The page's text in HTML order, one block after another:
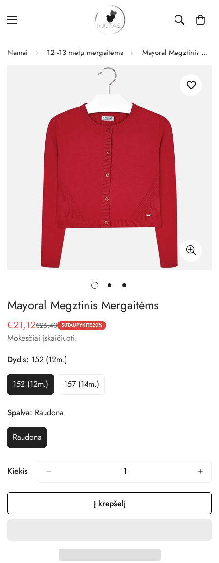
Namai 12 -13 metų mergaitėms Mayoral Megztinis Mergaitėms
Mayoral Megztinis Mergaitėms
Pardavimo
kaina
€21,12
Reguliari
kaina
€26,40 SUTAUPYKITE20%
Mokesčiai įskaičiuoti.
Dydis: 152 (12m.)
152 (12m.)
Variantas
Išparduotas
Arba
Nepasiekiamas
157 (14m.)
Variantas
Spalva: Raudona
Raudona
Variantas
Išparduotas
Nepasiekiamas
Kiekis
Į krepšelį